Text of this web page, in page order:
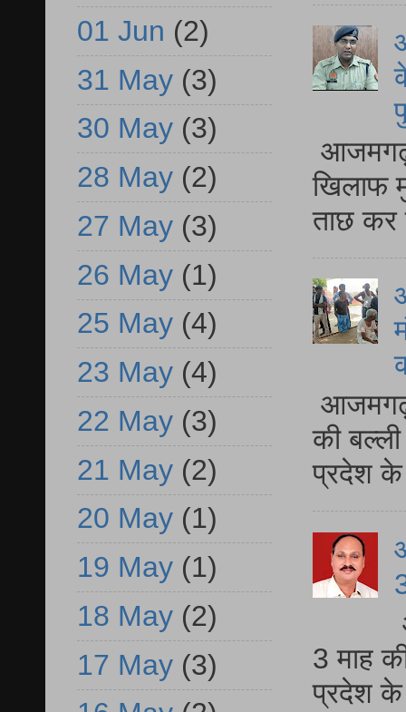
आजमगढ़
खिलाफ
ताछ कर
आजमगढ़
की
प्रदेश
3 माह
प्रदेश
01 Jun (2)
31 May (3)
30 May (3)
28 May (2)
27 May (3)
26 May (1)
25 May (4)
23 May (4)
22 May (3)
21 May (2)
20 May (1)
19 May (1)
18 May (2)
17 May (3)